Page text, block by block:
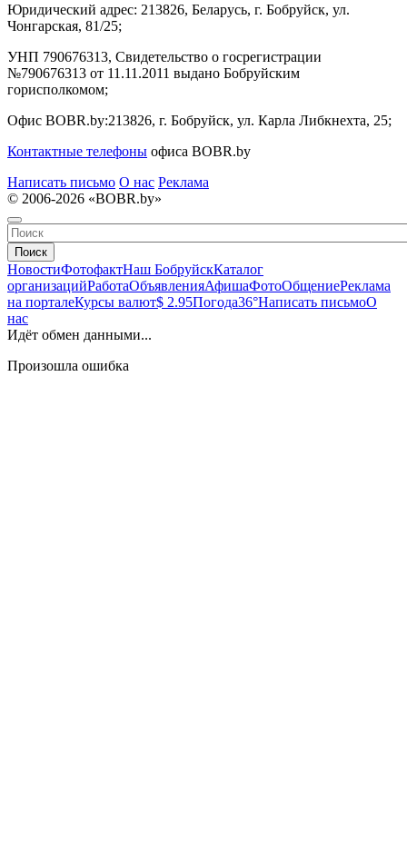
Юридический адрес: 213826, Беларусь, г. Бобруйск, ул.
Чонгарская, 81/25;
УНП 790676313, Свидетельство о госрегистрации
№790676313 от 11.11.2011 выдано Бобруйским
горисполкомом;
Офис BOBR.by:213826, г. Бобруйск, ул. Карла Либкнехта, 25;
Контактные телефоны офиса BOBR.by
Написать письмо О нас Реклама
© 2006-2026 «BOBR.by»
Поиск
НовостиФотофактНаш БобруйскКаталог
организацийРаботаОбъявленияАфишаФотоОбщениеРеклама
на порталеКурсы валют$ 2.95Погода36°Написать письмоО
нас
Идёт обмен данными...
Произошла ошибка